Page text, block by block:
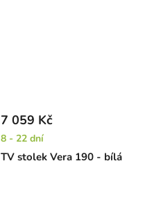
TV stolek Vera 190 - bílá
7 059 Kč
8 - 22 dní